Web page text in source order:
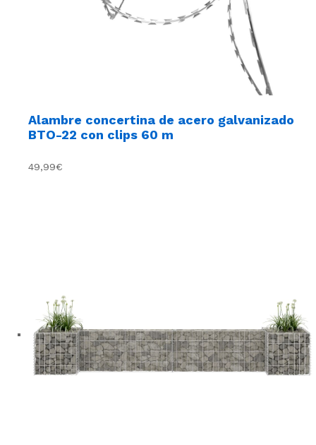
Alambre concertina de acero galvanizado
BTO-22 con clips 60 m
49,99€